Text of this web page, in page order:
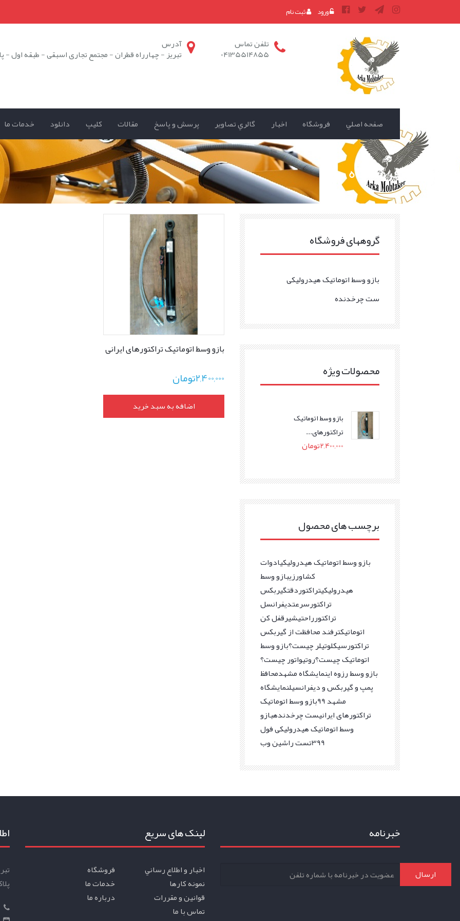
ثبت نام ورود
تلفن تماس
04135514855
آدرس
تبریز - چهارراه قطران - مجتمع تجاری اسبقی - طبقه اول -
صفحه اصلي فروشگاه اخبار گالري تصاوير پرسش و پاسخ مقالات کلیپ دانلود خدمات ما
فروشگاه
بازو وسط اتوماتیک تراکتورهای ایرانی
تومان2,400,000
اضافه به سبد خرید
گروههای فروشگاه
بازو وسط اتوماتیک هیدرولیکی
ست چرخدنده
محصولات ویژه
بازو وسط اتوماتیک
تراکتورهای...
تومان2,400,000
برچسب های محصول
بازو وسط اتوماتیک هیدرولیکیادوات
کشاورزیبازو وسط
هیدرولیکیتراکتوردقتگیربکس
تراکتورسرعتدیفرانسل
تراکتورراحتیشیرقفل کن
اتوماتیکترفند محافظت از گیربکس
تراکتورسیکلوتیلر چیست؟بازو وسط
اتوماتیک چیست؟روتیواتور چیست؟
بازو وسط رزوه اینمایشگاه مشهدمحافظ
پمپ و گیربکس و دیفرانسیلنمایشگاه
مشهد 99
بازو وسط اتوماتیک
تراکتورهای ایرانیست چرخدندهبازو
وسط اتوماتیک هیدرولیکی فول
399تست راشین وب
لینک های سریع
اخبار و اطلاع رساني
فروشگاه
نمونه کارها
خدمات ما
قوانين و مقررات
درباره ما
تماس با ما
خبرنامه
ارسال